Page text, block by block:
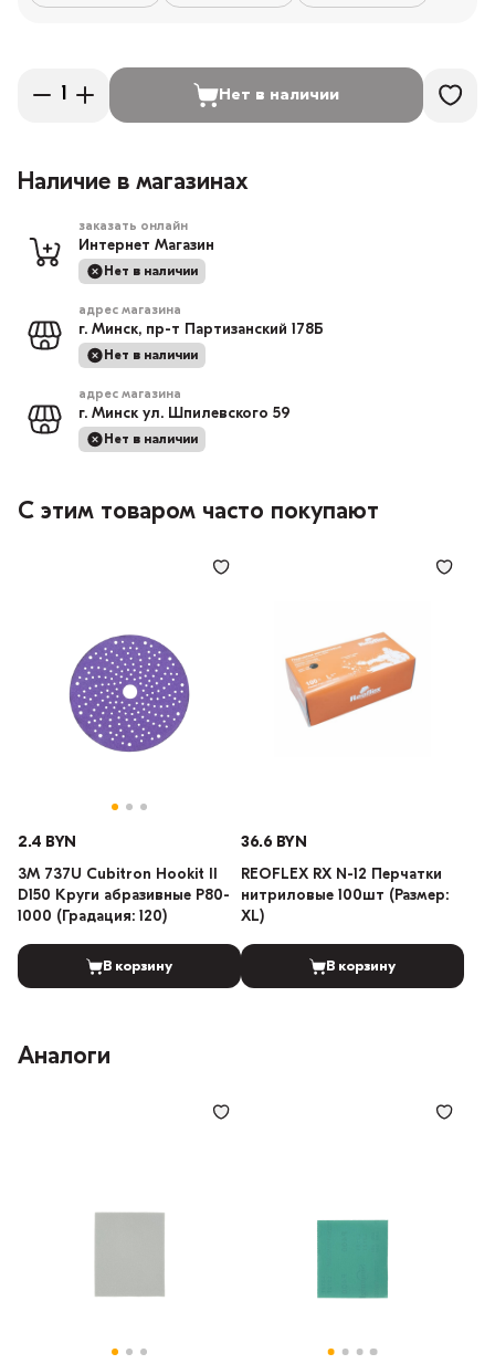
Нет в наличии
Наличие в магазинах
заказать онлайн
Интернет Магазин
Нет в наличии
адрес магазина
г. Минск, пр-т Партизанский 178Б
Нет в наличии
адрес магазина
г. Минск ул. Шпилевского 59
Нет в наличии
С этим товаром часто покупают
2.4 BYN
3M 737U Cubitron Hookit II
D150 Круги абразивные P80-
1000 (Градация: 120)
В корзину
36.6 BYN
REOFLEX RX N-12 Перчатки
нитриловые 100шт (Размер:
XL)
В корзину
Аналоги